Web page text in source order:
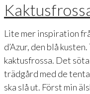
Lite mer inspiration
d’Azur, den blå
kaktusfrossa. Det
trädgård med de
ska slå ut. Först min